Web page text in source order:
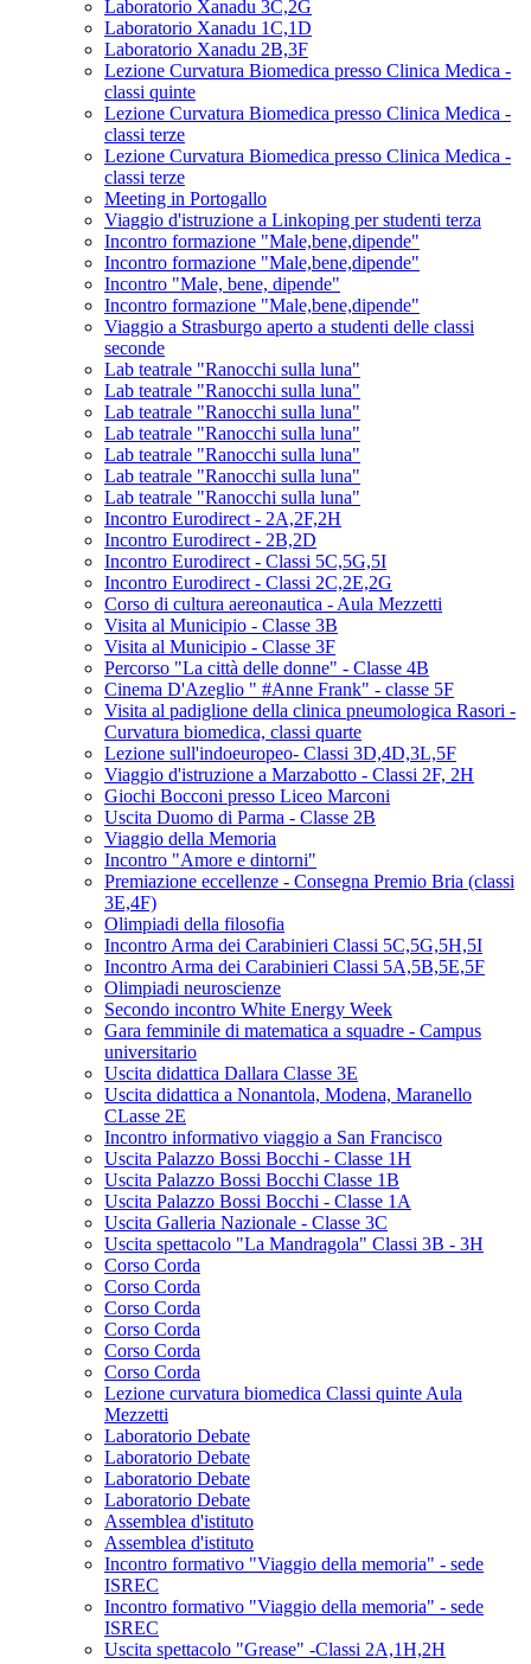
Laboratorio Xanadu 3C,2G
Laboratorio Xanadu 1C,1D
Laboratorio Xanadu 2B,3F
Lezione Curvatura Biomedica presso Clinica Medica -
classi quinte
Lezione Curvatura Biomedica presso Clinica Medica -
classi terze
Lezione Curvatura Biomedica presso Clinica Medica -
classi terze
Meeting in Portogallo
Viaggio d'istruzione a Linkoping per studenti terza
Incontro formazione "Male,bene,dipende"
Incontro formazione "Male,bene,dipende"
Incontro "Male, bene, dipende"
Incontro formazione "Male,bene,dipende"
Viaggio a Strasburgo aperto a studenti delle classi
seconde
Lab teatrale "Ranocchi sulla luna"
Lab teatrale "Ranocchi sulla luna"
Lab teatrale "Ranocchi sulla luna"
Lab teatrale "Ranocchi sulla luna"
Lab teatrale "Ranocchi sulla luna"
Lab teatrale "Ranocchi sulla luna"
Lab teatrale "Ranocchi sulla luna"
Incontro Eurodirect - 2A,2F,2H
Incontro Eurodirect - 2B,2D
Incontro Eurodirect - Classi 5C,5G,5I
Incontro Eurodirect - Classi 2C,2E,2G
Corso di cultura aereonautica - Aula Mezzetti
Visita al Municipio - Classe 3B
Visita al Municipio - Classe 3F
Percorso "La città delle donne" - Classe 4B
Cinema D'Azeglio " #Anne Frank" - classe 5F
Visita al padiglione della clinica pneumologica Rasori -
Curvatura biomedica, classi quarte
Lezione sull'indoeuropeo- Classi 3D,4D,3L,5F
Viaggio d'istruzione a Marzabotto - Classi 2F, 2H
Giochi Bocconi presso Liceo Marconi
Uscita Duomo di Parma - Classe 2B
Viaggio della Memoria
Incontro "Amore e dintorni"
Premiazione eccellenze - Consegna Premio Bria (classi
3E,4F)
Olimpiadi della filosofia
Incontro Arma dei Carabinieri Classi 5C,5G,5H,5I
Incontro Arma dei Carabinieri Classi 5A,5B,5E,5F
Olimpiadi neuroscienze
Secondo incontro White Energy Week
Gara femminile di matematica a squadre - Campus
universitario
Uscita didattica Dallara Classe 3E
Uscita didattica a Nonantola, Modena, Maranello
CLasse 2E
Incontro informativo viaggio a San Francisco
Uscita Palazzo Bossi Bocchi - Classe 1H
Uscita Palazzo Bossi Bocchi Classe 1B
Uscita Palazzo Bossi Bocchi - Classe 1A
Uscita Galleria Nazionale - Classe 3C
Uscita spettacolo "La Mandragola" Classi 3B - 3H
Corso Corda
Corso Corda
Corso Corda
Corso Corda
Corso Corda
Corso Corda
Lezione curvatura biomedica Classi quinte Aula
Mezzetti
Laboratorio Debate
Laboratorio Debate
Laboratorio Debate
Laboratorio Debate
Assemblea d'istituto
Assemblea d'istituto
Incontro formativo "Viaggio della memoria" - sede
ISREC
Incontro formativo "Viaggio della memoria" - sede
ISREC
Uscita spettacolo "Grease" -Classi 2A,1H,2H